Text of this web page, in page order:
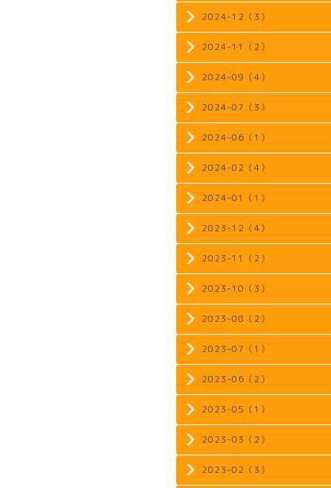
2024-12（3）
2024-11（2）
2024-09（4）
2024-07（3）
2024-06（1）
2024-02（4）
2024-01（1）
2023-12（4）
2023-11（2）
2023-10（3）
2023-08（2）
2023-07（1）
2023-06（2）
2023-05（1）
2023-03（2）
2023-02（3）